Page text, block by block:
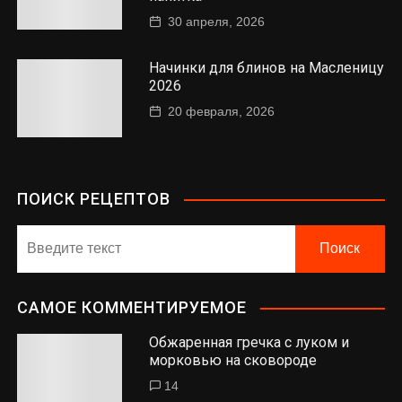
30 апреля, 2026
Начинки для блинов на Масленицу
2026
20 февраля, 2026
ПОИСК РЕЦЕПТОВ
САМОЕ КОММЕНТИРУЕМОЕ
Обжаренная гречка с луком и
морковью на сковороде
14